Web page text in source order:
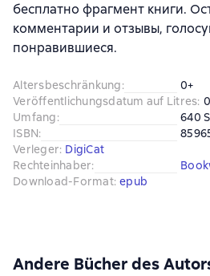
бесплатно фрагмент книги.
комментарии и отзывы,
понравившиеся.
Altersbeschränkung:
0+
Veröffentlichungsdatum auf Litres:
Umfang:
640
ISBN:
Verleger: DigiCat
Rechteinhaber:
Download-Format: epub
Andere Bücher des